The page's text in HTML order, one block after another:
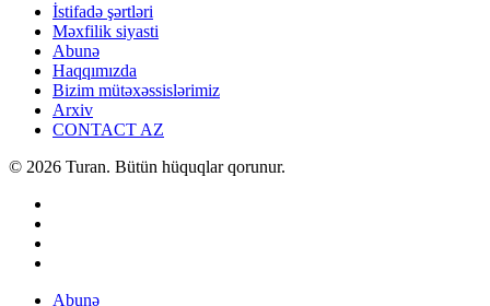
İstifadə şərtləri
Məxfilik siyasti
Abunə
Haqqımızda
Bizim mütəxəssislərimiz
Arxiv
CONTACT AZ
© 2026 Turan. Bütün hüquqlar qorunur.
Abunə